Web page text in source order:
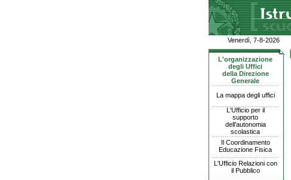
Venerdì, 7-8-2026
L'organizzazione
degli Uffici
della Direzione
Generale
La mappa degli uffici
L'Ufficio per il
supporto
dell'autonomia
scolastica
Il Coordinamento
Educazione Fisica
L'Ufficio Relazioni con
il Pubblico